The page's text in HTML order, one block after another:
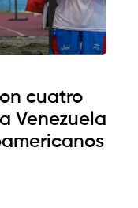
cuatro
Venezuela